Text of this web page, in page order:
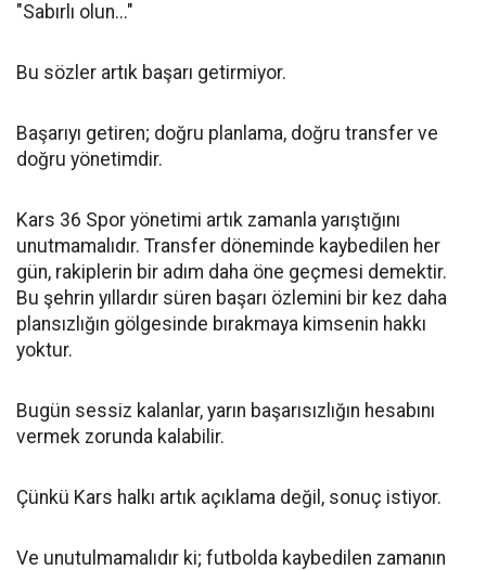
"Sabırlı olun..."
Bu sözler artık başarı getirmiyor.
Başarıyı getiren; doğru planlama, doğru transfer ve
doğru yönetimdir.
Kars 36 Spor yönetimi artık zamanla yarıştığını
unutmamalıdır. Transfer döneminde kaybedilen her
gün, rakiplerin bir adım daha öne geçmesi demektir.
Bu şehrin yıllardır süren başarı özlemini bir kez daha
plansızlığın gölgesinde bırakmaya kimsenin hakkı
yoktur.
Bugün sessiz kalanlar, yarın başarısızlığın hesabını
vermek zorunda kalabilir.
Çünkü Kars halkı artık açıklama değil, sonuç istiyor.
Ve unutulmamalıdır ki; futbolda kaybedilen zamanın